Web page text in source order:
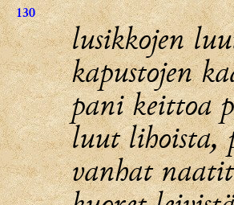
130
lusikkojen
kapustojen
pani keittoa
luut lihoista,
vanhat